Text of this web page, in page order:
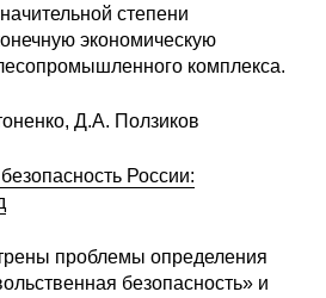
степени
экономическую
комплекса.
Д.А. Ползиков
России:
проблемы определения
безопасность» и